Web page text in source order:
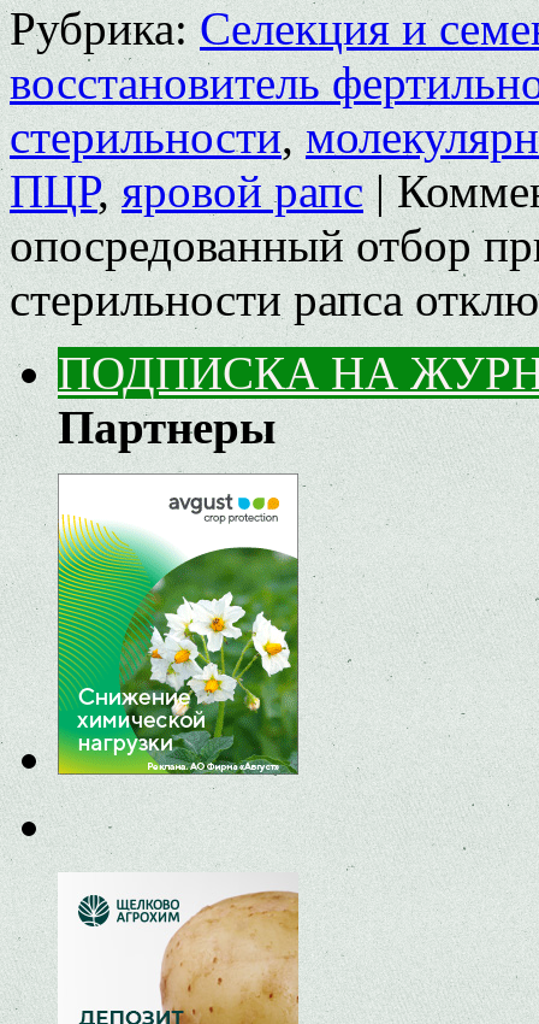
Рубрика: Селекция и
восстановитель
стерильности,
ПЦР,яровой рапс |
опосредованный отбор
стерильности рапса
ПОДПИСКА НА
Партнеры